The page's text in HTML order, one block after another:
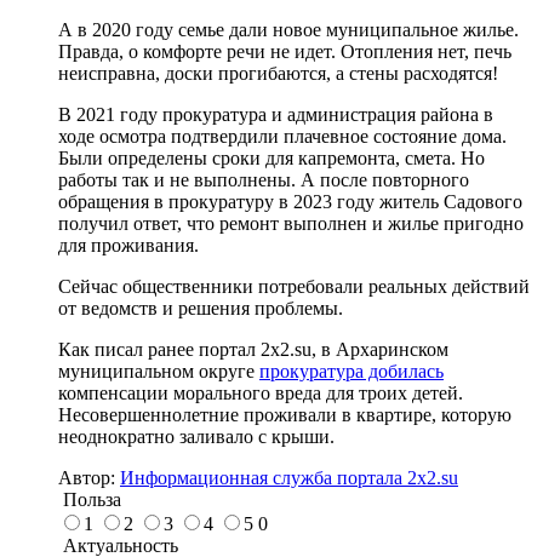
А в 2020 году семье дали новое муниципальное жилье.
Правда, о комфорте речи не идет. Отопления нет, печь
неисправна, доски прогибаются, а стены расходятся!
В 2021 году прокуратура и администрация района в
ходе осмотра подтвердили плачевное состояние дома.
Были определены сроки для капремонта, смета. Но
работы так и не выполнены. А после повторного
обращения в прокуратуру в 2023 году житель Садового
получил ответ, что ремонт выполнен и жилье пригодно
для проживания.
Сейчас общественники потребовали реальных действий
от ведомств и решения проблемы.
Как писал ранее портал 2х2.su, в Архаринском
муниципальном округе прокуратура добилась
компенсации морального вреда для троих детей.
Несовершеннолетние проживали в квартире, которую
неоднократно заливало с крыши.
Автор: Информационная служба портала 2x2.su
Польза
1
2 3 4 5 0
Актуальность